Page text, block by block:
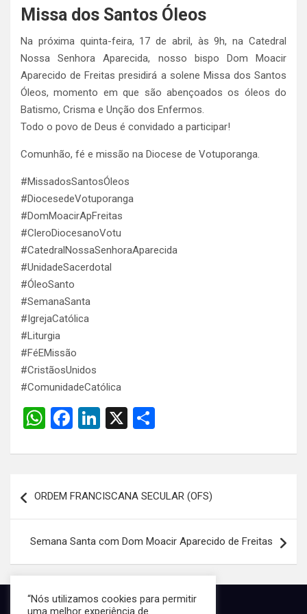
Missa dos Santos Óleos
Na próxima quinta-feira, 17 de abril, às 9h, na Catedral
Nossa Senhora Aparecida, nosso bispo Dom Moacir
Aparecido de Freitas presidirá a solene Missa dos Santos
Óleos, momento em que são abençoados os óleos do
Batismo, Crisma e Unção dos Enfermos.
Todo o povo de Deus é convidado a participar!
Comunhão, fé e missão na Diocese de Votuporanga.
#MissadosSantosÓleos
#DiocesedeVotuporanga
#DomMoacirApFreitas
#CleroDiocesanoVotu
#CatedralNossaSenhoraAparecida
#UnidadeSacerdotal
#ÓleoSanto
#SemanaSanta
#IgrejaCatólica
#Liturgia
#FéEMissão
#CristãosUnidos
#ComunidadeCatólica
W
at
A
p
p
F
ce
o
o
k
Li
ke
n
X
ar
de
ORDEM FRANCISCANA SECULAR (OFS)
Semana Santa com Dom Moacir Aparecido de Freitas
“Nós utilizamos cookies para permitir
uma melhor experiência de